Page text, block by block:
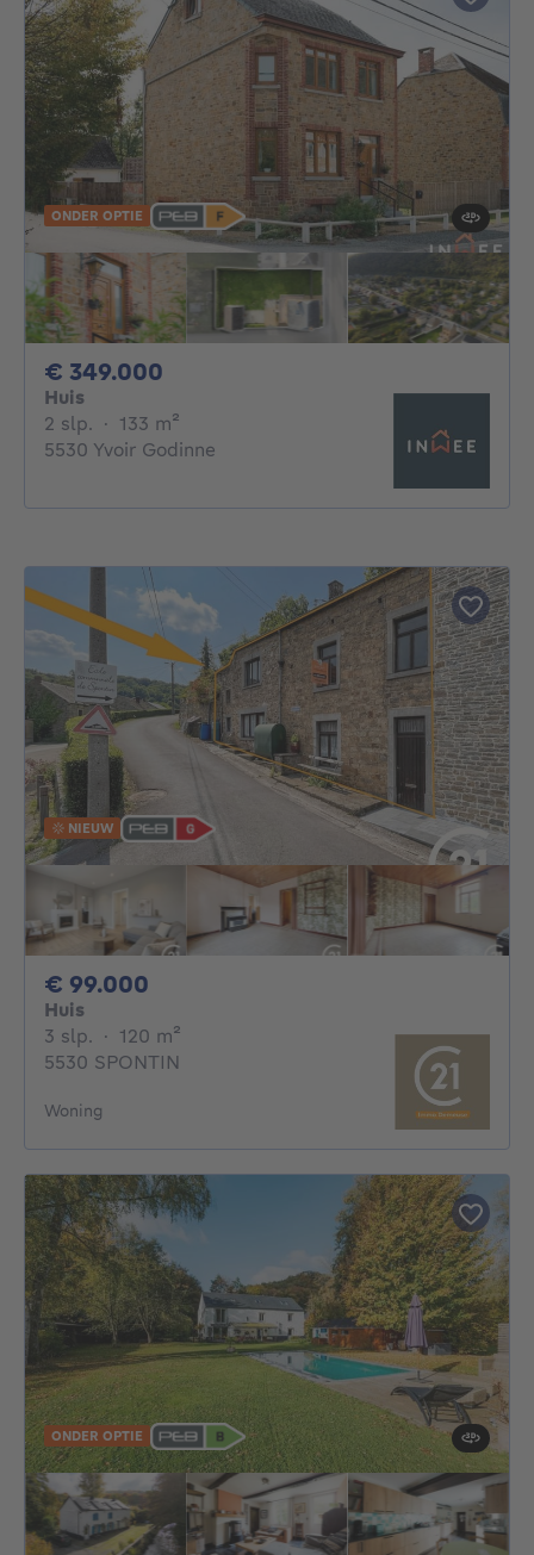
ONDER OPTIE
€ 349.000
Huis
2 slp. 2 slaapkamers
· 133 m²
5530 Yvoir Godinne
NIEUW
€ 99.000
Huis
3 slp. 3 slaapkamers
· 120 m²
5530 SPONTIN
Woning
ONDER OPTIE